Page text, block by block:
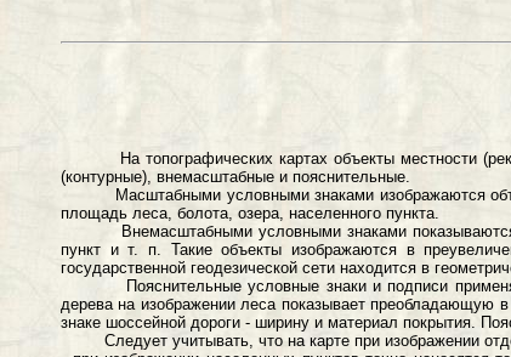
На топографических картах объекты местности
(контурные), внемасштабные и пояснительные.
Масштабными условными знаками изображаются
площадь леса, болота, озера, населенного пункта.
Внемасштабными условными знаками показываются
пункт и т. п. Такие объекты изображаются в
государственной геодезической сети находится в
Пояснительные условные знаки и подписи
дерева на изображении леса показывает преобладающую
знаке шоссейной дороги - ширину и материал покрытия.
Следует учитывать, что на карте при изображении